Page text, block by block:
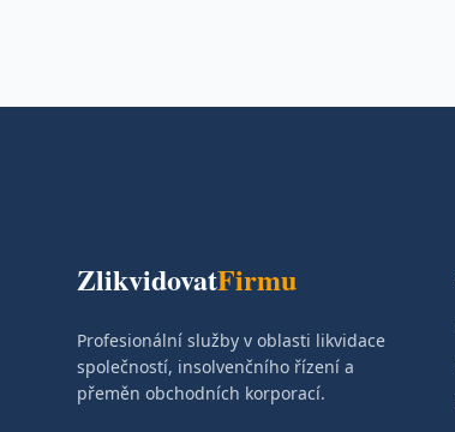
ZlikvidovatFirmu
Profesionální služby v oblasti likvidace
společností, insolvenčního řízení a
přeměn obchodních korporací.